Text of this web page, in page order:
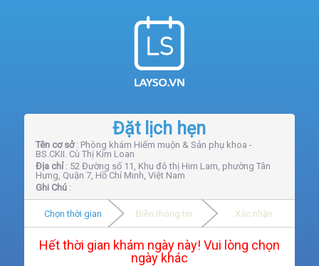
Đặt lịch hẹn
Tên cơ sở: Phòng khám Hiếm muộn & Sản phụ khoa -
BS.CKII. Cù Thị Kim Loan
Địa chỉ: 52 Đường số 11, Khu đô thị Him Lam, phường Tân
Hưng, Quận 7, Hồ Chí Minh, Việt Nam
Ghi Chú:
Chọn thời gian Điền thông tin Xác nhận
Hết thời gian khám ngày này! Vui lòng chọn
ngày khác